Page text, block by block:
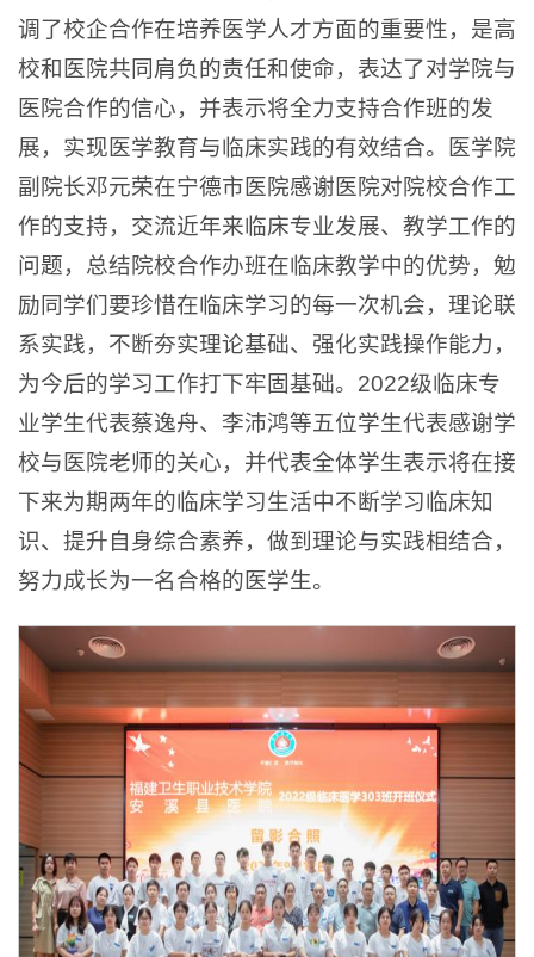
调了校企合作在培养医学人才方面的重要性，是高
校和医院共同肩负的责任和使命，表达了对学院与
医院合作的信心，并表示将全力支持合作班的发
展，实现医学教育与临床实践的有效结合。医学院
副院长邓元荣在宁德市医院感谢医院对院校合作工
作的支持，交流近年来临床专业发展、教学工作的
问题，总结院校合作办班在临床教学中的优势，勉
励同学们要珍惜在临床学习的每一次机会，理论联
系实践，不断夯实理论基础、强化实践操作能力，
为今后的学习工作打下牢固基础。2022级临床专
业学生代表蔡逸舟、李沛鸿等五位学生代表感谢学
校与医院老师的关心，并代表全体学生表示将在接
下来为期两年的临床学习生活中不断学习临床知
识、提升自身综合素养，做到理论与实践相结合，
努力成长为一名合格的医学生。